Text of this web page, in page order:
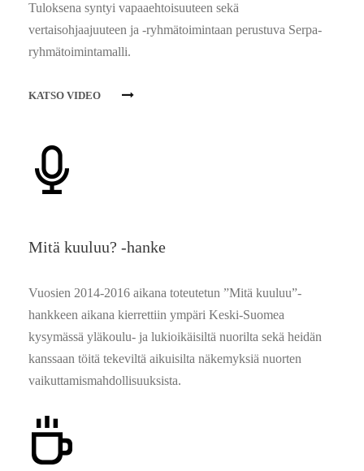
Tuloksena syntyi vapaaehtoisuuteen sekä
vertaisohjaajuuteen ja -ryhmätoimintaan perustuva Serpa-
ryhmätoimintamalli.
KATSO VIDEO
Mitä kuuluu? -hanke
Vuosien 2014-2016 aikana toteutetun ”Mitä kuuluu”-
hankkeen aikana kierrettiin ympäri Keski-Suomea
kysymässä yläkoulu- ja lukioikäisiltä nuorilta sekä heidän
kanssaan töitä tekeviltä aikuisilta näkemyksiä nuorten
vaikuttamismahdollisuuksista.